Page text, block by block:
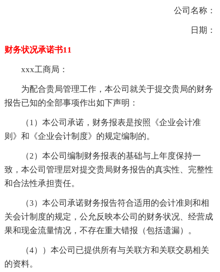
公司名称：
日期：
财务状况承诺书11
xxx工商局：
为配合贵局管理工作，本公司就关于提交贵局的财务
报告已知的全部事项作出如下声明：
（1）本公司承诺，财务报表是按照《企业会计准
则》和《企业会计制度》的规定编制的。
（2）本公司编制财务报表的基础与上年度保持一
致，本公司管理层对提交贵局财务报告的真实性、完整性
和合法性承担责任。
（3）本公司承诺财务报告符合适用的会计准则和相
关会计制度的规定，公允反映本公司的财务状况、经营成
果和现金流量情况，不存在重大错报（包括遗漏）。
（4））本公司已提供所有与关联方和关联交易相关
的资料。